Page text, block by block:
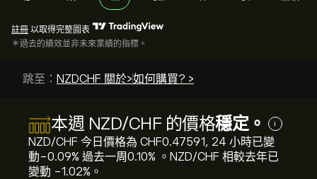
註冊 以取得完整圖表
＊過去的績效並非未來業績的指標。
跳至： NZDCHF 關於>如何購買? >
本週 NZD/CHF 的價格穩定。 i
NZD/CHF 今日價格為 ‎CHF‎0.47591, 24 小時已變
動‎-0.09‎% 過去一周‎0.10‎% 。NZD/CHF 相較去年已
變動 ‎-1.02‎%。